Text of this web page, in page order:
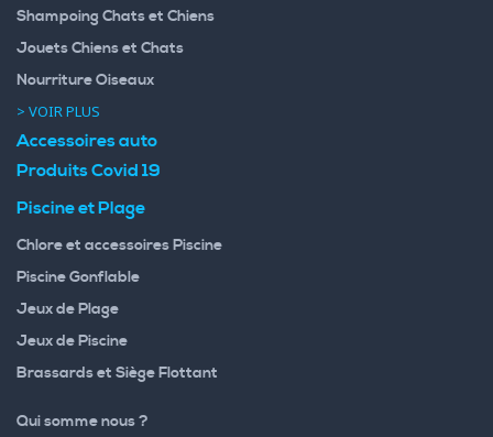
Shampoing Chats et Chiens
Jouets Chiens et Chats
Nourriture Oiseaux
> VOIR PLUS
Accessoires auto
Produits Covid 19
Piscine et Plage
Chlore et accessoires Piscine
Piscine Gonflable
Jeux de Plage
Jeux de Piscine
Brassards et Siège Flottant
Qui somme nous ?